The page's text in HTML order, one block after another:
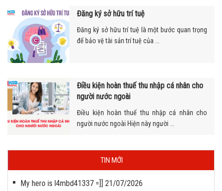
Đăng ký sở hữu trí tuệ
Đăng ký sở hữu trí tuệ là một bước quan trọng
để bảo vệ tài sản trí tuệ của ...
Điều kiện hoàn thuế thu nhập cá nhân cho
người nước ngoài
Điều kiện hoàn thuế thu nhập cá nhân cho
người nước ngoài Hiện này người ...
TIN MỚI
My hero is l4mbd41337 =]]
21/07/2026